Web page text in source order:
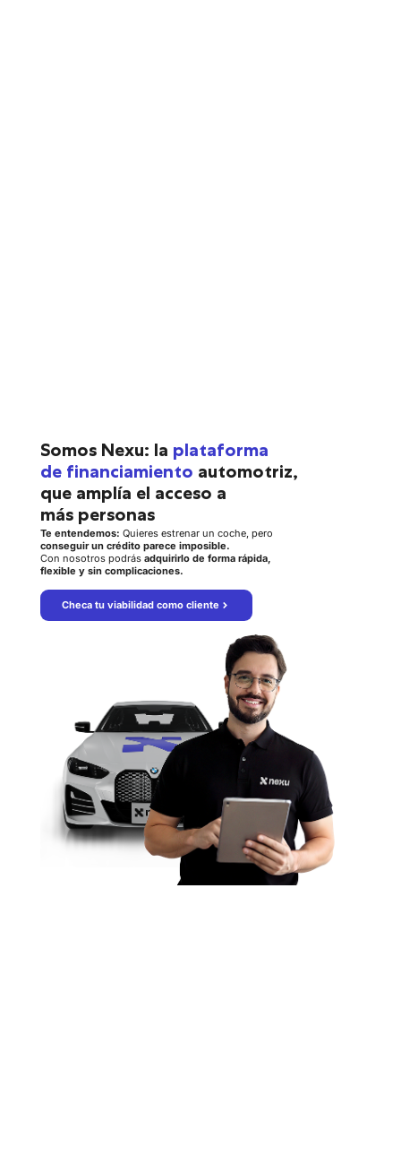
Somos Nexu: la plataforma
de financiamiento automotriz,
que amplía el acceso a
más personas
Te entendemos: Quieres estrenar un coche, pero
conseguir un crédito parece imposible.
Con nosotros podrás adquirirlo de forma rápida,
flexible y sin complicaciones.
Checa tu viabilidad como cliente